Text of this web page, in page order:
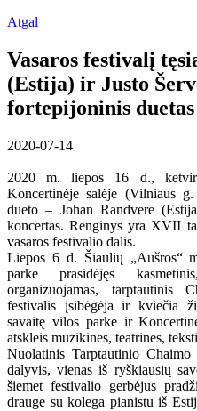
Atgal
Vasaros festivalį
(Estija) ir Justo
fortepijoninis duetas
2020-07-14
2020 m. liepos 16 d.,
Koncertinėje salėje (Vilniaus
dueto – Johan Randvere
koncertas. Renginys yra XVII
vasaros festivalio dalis.
Liepos 6 d. Šiaulių „Aušros“
parke prasidėjęs
organizuojamas, tarptautinis
festivalis įsibėgėja ir kviečia
savaitę vilos parke ir
atskleis muzikines, teatrines,
Nuolatinis Tarptautinio
dalyvis, vienas iš ryškiausių
šiemet festivalio gerbėjus
drauge su kolega pianistu iš